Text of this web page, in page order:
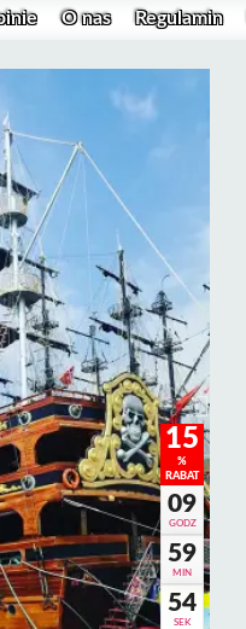
O nas Regulamin
15
%
RABAT
09
GODZ
59
MIN
53
SEK